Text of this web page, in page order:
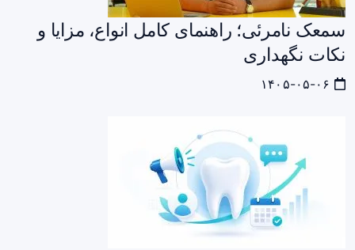
سمعک نامرئی؛ راهنمای کامل انواع، مزایا و
نکات نگهداری